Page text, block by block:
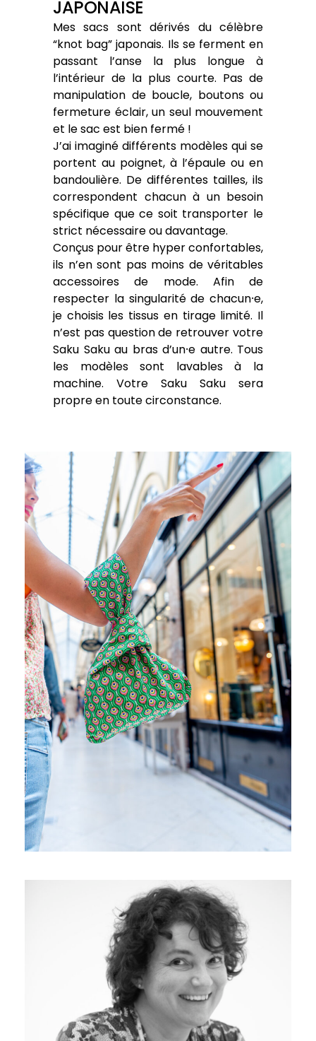
JAPONAISE
Mes sacs sont dérivés du célèbre
“knot bag” japonais. Ils se ferment en
passant l’anse la plus longue à
l’intérieur de la plus courte. Pas de
manipulation de boucle, boutons ou
fermeture éclair, un seul mouvement
et le sac est bien fermé !
J’ai imaginé différents modèles qui se
portent au poignet, à l’épaule ou en
bandoulière. De différentes tailles, ils
correspondent chacun à un besoin
spécifique que ce soit transporter le
strict nécessaire ou davantage.
Conçus pour être hyper confortables,
ils n’en sont pas moins de véritables
accessoires de mode. Afin de
respecter la singularité de chacun⸱e,
je choisis les tissus en tirage limité. Il
n’est pas question de retrouver votre
Saku Saku au bras d’un⸱e autre. Tous
les modèles sont lavables à la
machine. Votre Saku Saku sera
propre en toute circonstance.